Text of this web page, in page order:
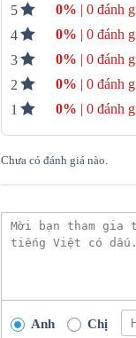
5 0% | 0 đánh
4
0% | 0 đánh
3
0% | 0 đánh
2
0% | 0 đánh
1
0% | 0 đánh
Chưa có đánh giá nào.
Anh Chị